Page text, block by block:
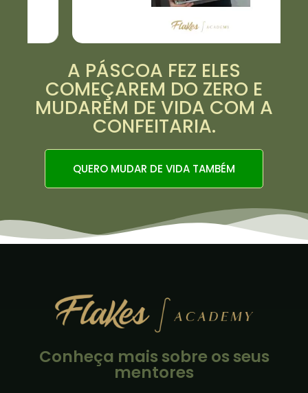
A PÁSCOA FEZ ELES
COMEÇAREM DO ZERO E
MUDAREM DE VIDA COM A
CONFEITARIA.
QUERO MUDAR DE VIDA TAMBÉM
Conheça mais sobre os seus
mentores